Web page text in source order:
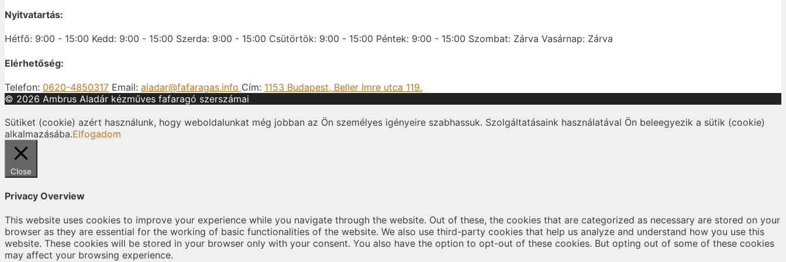
Nyitvatartás:
Hétfő: 9:00 - 15:00 Kedd: 9:00 - 15:00 Szerda: 9:00 - 15:00 Csütörtök: 9:00 - 15:00 Péntek: 9:00 - 15:00 Szombat: Zárva Vasárnap: Zárva
Elérhetőség:
Telefon: 0620-4850317 Email: aladar@fafaragas.info Cím: 1153 Budapest, Beller Imre utca 119.
© 2026 Ambrus Aladár kézműves fafaragó szerszámai
Sütiket (cookie) azért használunk, hogy weboldalunkat még jobban az Ön személyes igényeire szabhassuk. Szolgáltatásaink használatával Ön beleegyezik a sütik (cookie)
alkalmazásába.Elfogadom
Close
Privacy Overview
This website uses cookies to improve your experience while you navigate through the website. Out of these, the cookies that are categorized as necessary are stored on your
browser as they are essential for the working of basic functionalities of the website. We also use third-party cookies that help us analyze and understand how you use this
website. These cookies will be stored in your browser only with your consent. You also have the option to opt-out of these cookies. But opting out of some of these cookies
may affect your browsing experience.